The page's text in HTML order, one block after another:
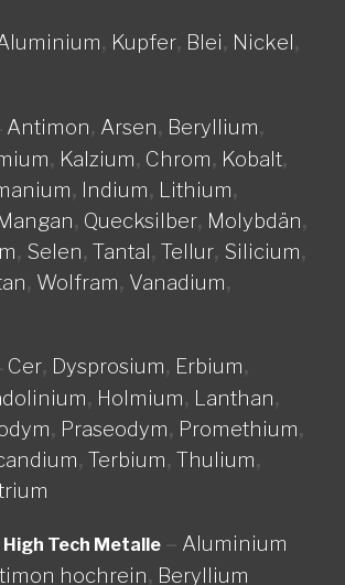
, Kupfer, Blei, Nickel,
Antimon, Arsen, Beryllium,
, Kalzium, Chrom, Kobalt,
, Indium, Lithium,
, Quecksilber, Molybdän,
, Selen, Tantal, Tellur, Silicium,
, Wolfram, Vanadium,
Cer, Dysprosium, Erbium,
, Holmium, Lanthan,
, Praseodym, Promethium,
, Terbium, Thulium,
Tech Metalle – Aluminium
hochrein, Beryllium